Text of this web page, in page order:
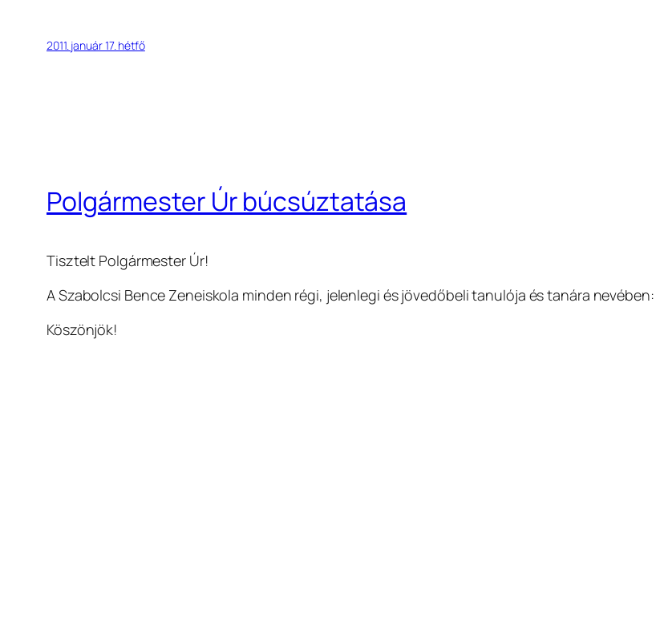
2011. január 17. hétfő
Polgármester Úr búcsúztatása
Tisztelt Polgármester Úr!
A Szabolcsi Bence Zeneiskola minden régi, jelenlegi és jövedőbeli tanulója és tanára nevében:
Köszönjök!